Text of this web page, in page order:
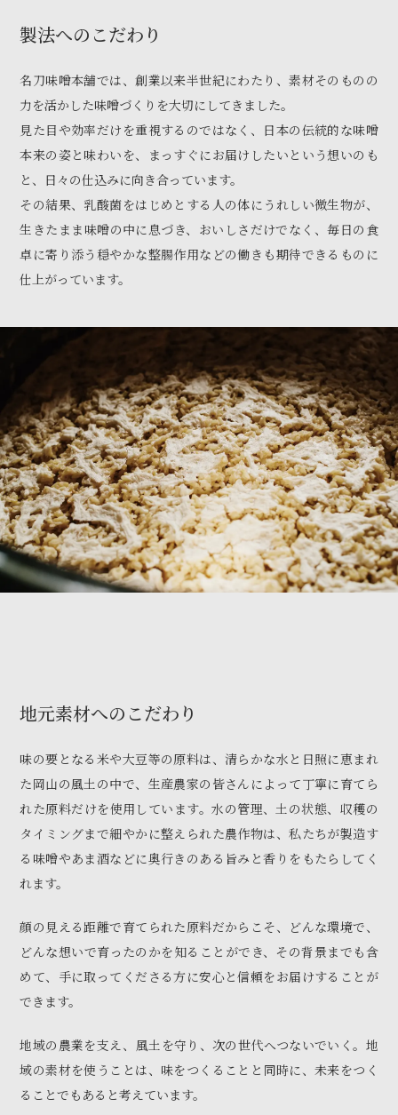
製法へのこだわり
名刀味噌本舗では、創業以来半世紀にわたり、素材そのものの
力を活かした味噌づくりを大切にしてきました。
見た目や効率だけを重視するのではなく、日本の伝統的な味噌
本来の姿と味わいを、まっすぐにお届けしたいという想いのも
と、日々の仕込みに向き合っています。
その結果、乳酸菌をはじめとする人の体にうれしい微生物が、
生きたまま味噌の中に息づき、おいしさだけでなく、毎日の食
卓に寄り添う穏やかな整腸作用などの働きも期待できるものに
仕上がっています。
地元素材へのこだわり
味の要となる米や大豆等の原料は、清らかな水と日照に恵まれ
た岡山の風土の中で、生産農家の皆さんによって丁寧に育てら
れた原料だけを使用しています。水の管理、土の状態、収穫の
タイミングまで細やかに整えられた農作物は、私たちが製造す
る味噌やあま酒などに奥行きのある旨みと香りをもたらしてく
れます。
顔の見える距離で育てられた原料だからこそ、どんな環境で、
どんな想いで育ったのかを知ることができ、その背景までも含
めて、手に取ってくださる方に安心と信頼をお届けすることが
できます。
地域の農業を支え、風土を守り、次の世代へつないでいく。地
域の素材を使うことは、味をつくることと同時に、未来をつく
ることでもあると考えています。